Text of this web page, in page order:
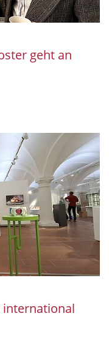
geht an
international